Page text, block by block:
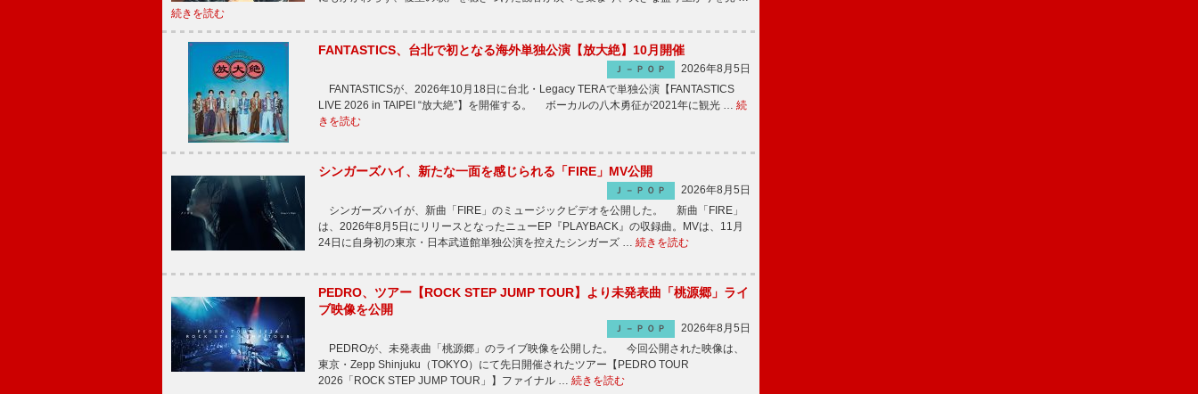
続きを読む
FANTASTICS、台北で初となる海外単独公演【放大絶】10月開催
Ｊ－ＰＯＰ
2026年8月5日
FANTASTICSが、2026年10月18日に台北・Legacy TERAで単独公演【FANTASTICS
LIVE 2026 in TAIPEI “放大絶”】を開催する。 ボーカルの八木勇征が2021年に観光 … 続
きを読む
シンガーズハイ、新たな一面を感じられる「FIRE」MV公開
Ｊ－ＰＯＰ
2026年8月5日
シンガーズハイが、新曲「FIRE」のミュージックビデオを公開した。 新曲「FIRE」
は、2026年8月5日にリリースとなったニューEP『PLAYBACK』の収録曲。MVは、11月
24日に自身初の東京・日本武道館単独公演を控えたシンガーズ … 続きを読む
PEDRO、ツアー【ROCK STEP JUMP TOUR】より未発表曲「桃源郷」ライ
ブ映像を公開
Ｊ－ＰＯＰ
2026年8月5日
PEDROが、未発表曲「桃源郷」のライブ映像を公開した。 今回公開された映像は、
東京・Zepp Shinjuku（TOKYO）にて先日開催されたツアー【PEDRO TOUR
2026「ROCK STEP JUMP TOUR」】ファイナル … 続きを読む